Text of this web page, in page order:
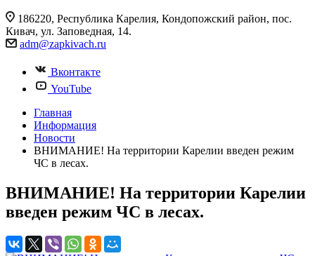
186220, Республика Карелия, Кондопожский район, пос.
Кивач, ул. Заповедная, 14.
adm@zapkivach.ru
Вконтакте
YouTube
Главная
Информация
Новости
ВНИМАНИЕ! На территории Карелии введен режим
ЧС в лесах.
ВНИМАНИЕ! На территории Карелии
введен режим ЧС в лесах.